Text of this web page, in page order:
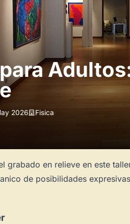
2026 Fisica
grabado en relieve en este
de posibilidades